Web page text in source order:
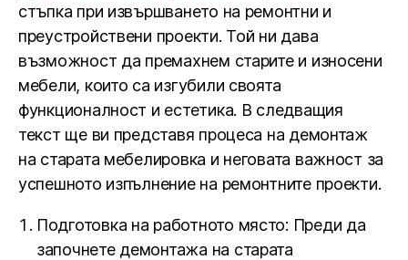
стъпка при извършването на ремонтни и
преустройствени проекти. Той ни дава
възможност да премахнем старите и износени
мебели, които са изгубили своята
функционалност и естетика. В следващия
текст ще ви представя процеса на демонтаж
на старата мебелировка и неговата важност за
успешното изпълнение на ремонтните проекти.
Подготовка на работното място: Преди да
започнете демонтажа на старата